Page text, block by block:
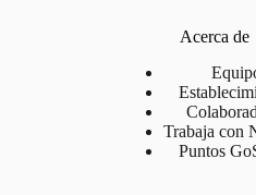
Acerca de
Trabaja con
Puntos